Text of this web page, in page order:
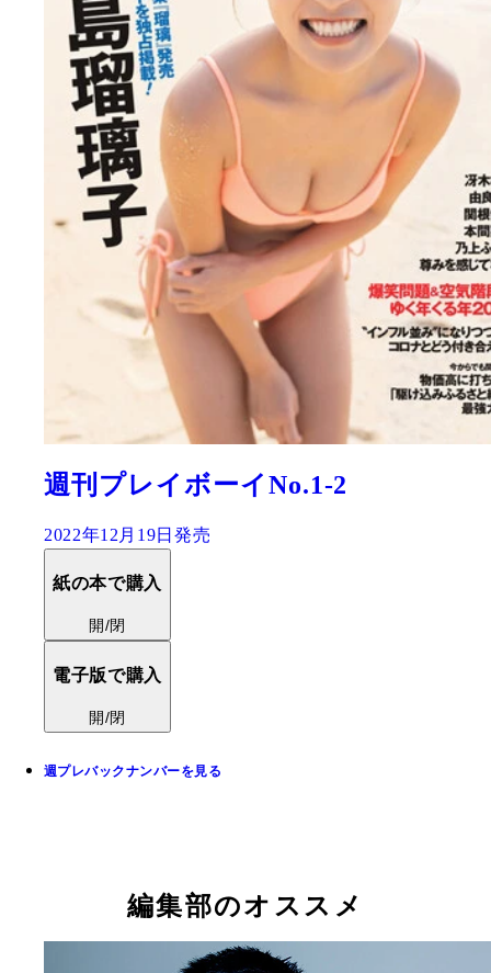
週刊プレイボーイNo.1-2
2022年12月19日発売
紙の本で購入
開/閉
電子版で購入
開/閉
週プレバックナンバーを見る
編集部のオススメ